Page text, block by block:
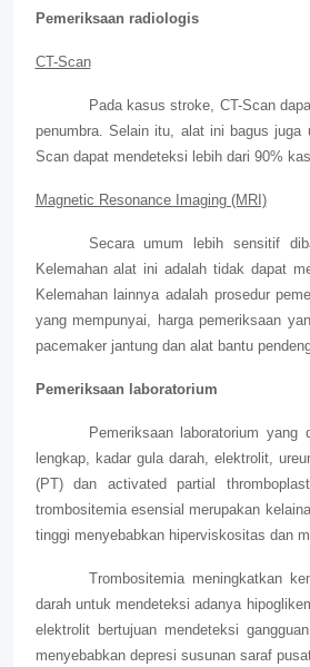
Pemeriksaan radiologis
CT-Scan
Pada kasus stroke, CT-Scan
penumbra. Selain itu, alat ini bagus juga
Scan dapat mendeteksi lebih dari 90%
Magnetic Resonance Imaging (MRI)
Secara umum lebih sensitif
Kelemahan alat ini adalah tidak dapat
Kelemahan lainnya adalah prosedur
yang mempunyai, harga pemeriksaan
pacemaker jantung dan alat bantu
Pemeriksaan laboratorium
Pemeriksaan laboratorium
lengkap, kadar gula darah, elektrolit,
(PT) dan activated partial
trombositemia esensial merupakan
tinggi menyebabkan hiperviskositas dan
Trombositemia meningkatkan
darah untuk mendeteksi adanya
elektrolit bertujuan mendeteksi
menyebabkan depresi susunan saraf